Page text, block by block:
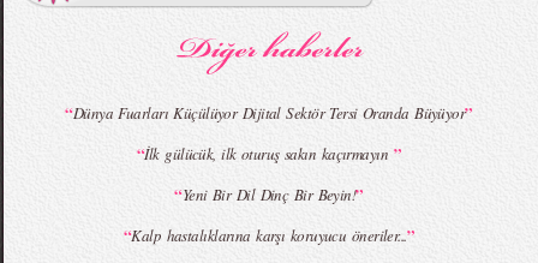
MBFWI - Giray Sepin 2015 Yaz Koleksiyonu MBFWI - Burçe Bekrek 2015 Yaz Koleksiyonu
“Dünya Fuarları Küçülüyor Dijital Sektör Tersi Oranda Büyüyor”
“İlk gülücük, ilk oturuş sakın kaçırmayın ”
“Yeni Bir Dil Dinç Bir Beyin!”
“Kalp hastalıklarına karşı koruyucu öneriler...”